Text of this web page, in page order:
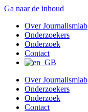
Ga naar de inhoud
Over Journalismlab
Onderzoekers
Onderzoek
Contact
Over Journalismlab
Onderzoekers
Onderzoek
Contact